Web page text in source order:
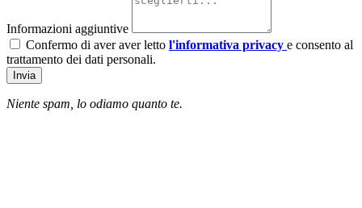
Informazioni aggiuntive
Confermo di aver aver letto l'informativa privacy e consento al
trattamento dei dati personali.
Invia
Niente spam, lo odiamo quanto te.